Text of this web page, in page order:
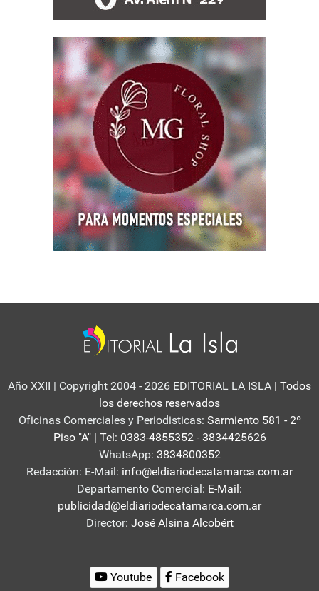
Año XXII | Copyright 2004 - 2026 EDITORIAL LA ISLA | Todos
los derechos reservados
Oficinas Comerciales y Periodisticas: Sarmiento 581 - 2º
Piso "A" | Tel: 0383-4855352 - 3834425626
WhatsApp: 3834800352
Redacción: E-Mail: info@eldiariodecatamarca.com.ar
Departamento Comercial: E-Mail:
publicidad@eldiariodecatamarca.com.ar
Director: José Alsina Alcobért
Youtube Facebook